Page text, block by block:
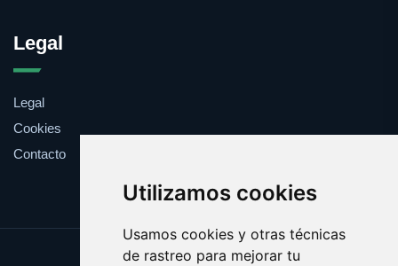
Utilizamos cookies
Usamos cookies y otras técnicas
de rastreo para mejorar tu
Legal
Legal
Cookies
Contacto
Update cookies preferences